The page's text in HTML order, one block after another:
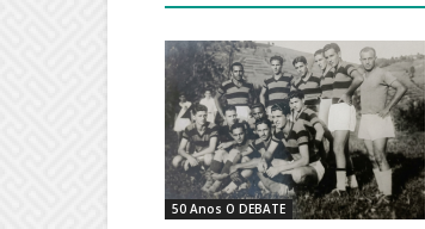
50 Anos O DEBATE